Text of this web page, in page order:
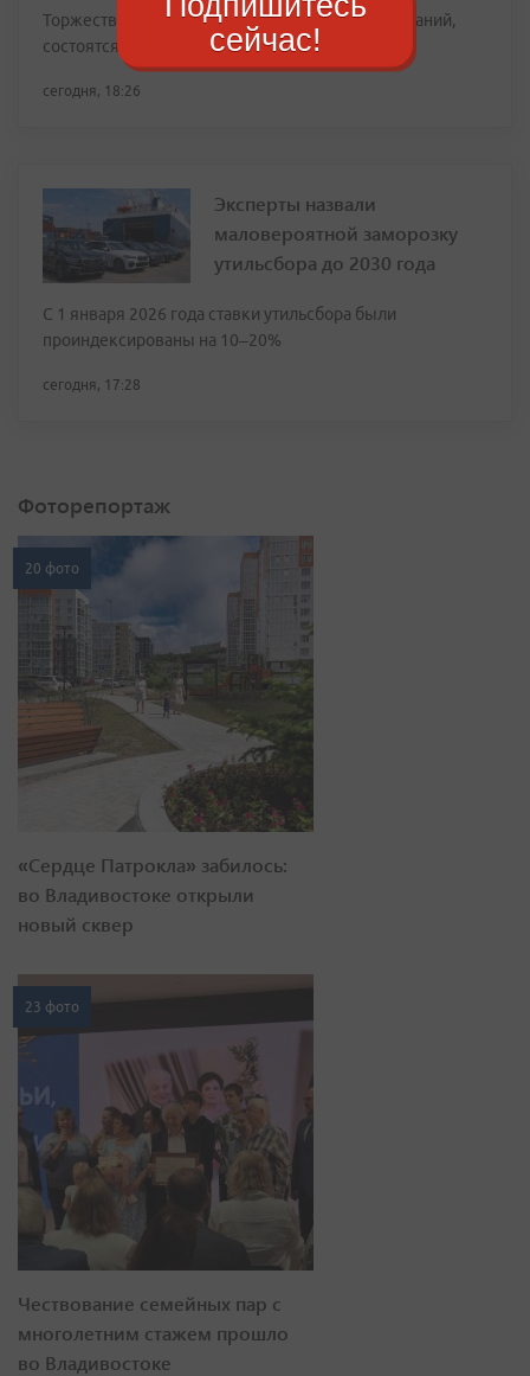
Торжественные линейки, посвящённые Дню знаний,
состоятся 1 сентября для всех школьников
сегодня, 18:26
Эксперты назвали
маловероятной заморозку
утильсбора до 2030 года
С 1 января 2026 года ставки утильсбора были
проиндексированы на 10–20%
сегодня, 17:28
Фоторепортаж
20 фото
«Сердце Патрокла» забилось:
во Владивостоке открыли
новый сквер
23 фото
Чествование семейных пар с
многолетним стажем прошло
во Владивостоке
сейчас!